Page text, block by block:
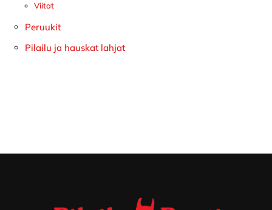
Viitat
Peruukit
Pilailu ja hauskat lahjat